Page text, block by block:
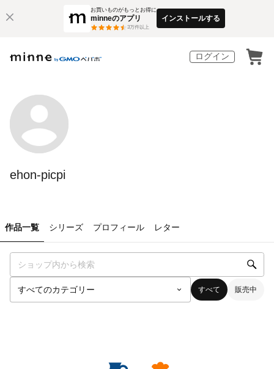
お買いものがもっとお得に
minneのアプリ
3万件以上
インストールする
ログイン
ehon-picpi
作品一覧 シリーズ プロフィール レター
すべて 販売中